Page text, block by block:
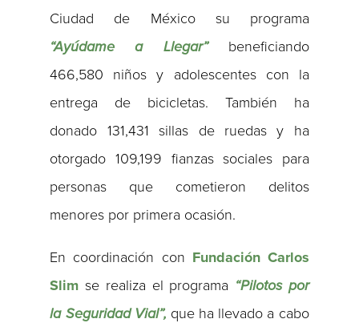
Ciudad de México su programa
“Ayúdame a Llegar” beneficiando
466,580 niños y adolescentes con la
entrega de bicicletas. También ha
donado 131,431 sillas de ruedas y ha
otorgado 109,199 fianzas sociales para
personas que cometieron delitos
menores por primera ocasión.
En coordinación con Fundación Carlos
Slimse realiza el programa “Pilotos por
la Seguridad Vial”, que ha llevado a cabo